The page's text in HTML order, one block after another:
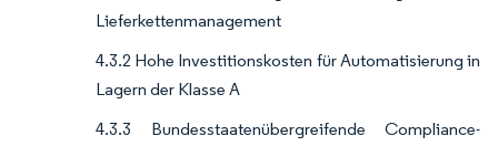
Lieferkettenmanagement
4.3.2 Hohe Investitionskosten für Automatisierung in
Lagern der Klasse A
4.3.3 Bundesstaatenübergreifende Compliance-